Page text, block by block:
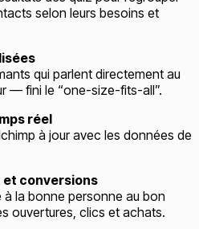
selon leurs besoins et
qui parlent directement au
— fini le “one-size-fits-all”.
réel
à jour avec les données de
et conversions
la bonne personne au bon
ouvertures, clics et achats.